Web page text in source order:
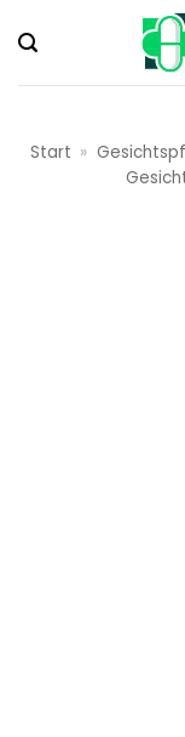
Inhalt
springen
Start »